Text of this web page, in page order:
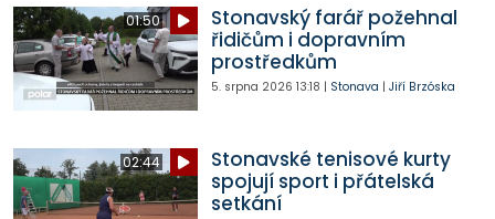
01:50
Stonavský farář požehnal
řidičům i dopravním
prostředkům
5. srpna 2026 13:18 | Stonava | Jiří Brzóska
02:44
Stonavské tenisové kurty
spojují sport i přátelská
setkání